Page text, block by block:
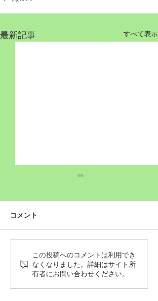
最新記事 すべて表示
Wordだけで作っちゃおう
～★みことば職人るちゃ
ん('◇')ゞ
コメント
この投稿へのコメントは利用でき
なくなりました。詳細はサイト所
有者にお問い合わせください。